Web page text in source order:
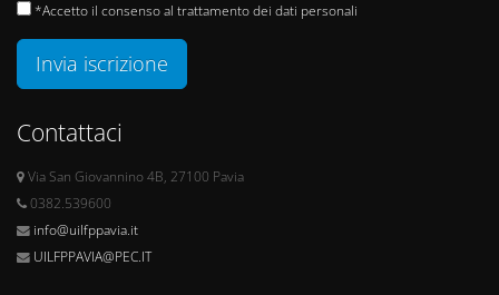
*Accetto il consenso al trattamento dei dati personali
Invia iscrizione
Contattaci
Via San Giovannino 4B, 27100 Pavia
0382.539600
info@uilfppavia.it
UILFPPAVIA@PEC.IT